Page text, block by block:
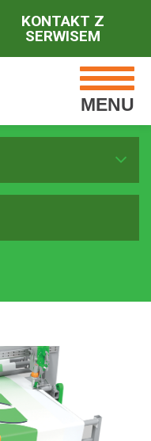
KONTAKT Z
SERWISEM
MENU